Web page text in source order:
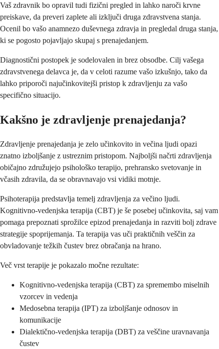
Vaš zdravnik bo opravil tudi fizični pregled in lahko naroči krvne
preiskave, da preveri zaplete ali izključi druga zdravstvena stanja.
Ocenil bo vašo anamnezo duševnega zdravja in pregledal druga stanja,
ki se pogosto pojavljajo skupaj s prenajedanjem.
Diagnostični postopek je sodelovalen in brez obsodbe. Cilj vašega
zdravstvenega delavca je, da v celoti razume vašo izkušnjo, tako da
lahko priporoči najučinkovitejši pristop k zdravljenju za vašo
specifično situacijo.
Kakšno je zdravljenje prenajedanja?
Zdravljenje prenajedanja je zelo učinkovito in večina ljudi opazi
znatno izboljšanje z ustreznim pristopom. Najboljši načrti zdravljenja
običajno združujejo psihološko terapijo, prehransko svetovanje in
včasih zdravila, da se obravnavajo vsi vidiki motnje.
Psihoterapija predstavlja temelj zdravljenja za večino ljudi.
Kognitivno-vedenjska terapija (CBT) je še posebej učinkovita, saj vam
pomaga prepoznati sprožilce epizod prenajedanja in razviti bolj zdrave
strategije spoprijemanja. Ta terapija vas uči praktičnih veščin za
obvladovanje težkih čustev brez obračanja na hrano.
Več vrst terapije je pokazalo močne rezultate:
Kognitivno-vedenjska terapija (CBT) za spremembo miselnih
vzorcev in vedenja
Medosebna terapija (IPT) za izboljšanje odnosov in
komunikacije
Dialektično-vedenjska terapija (DBT) za veščine uravnavanja
čustev